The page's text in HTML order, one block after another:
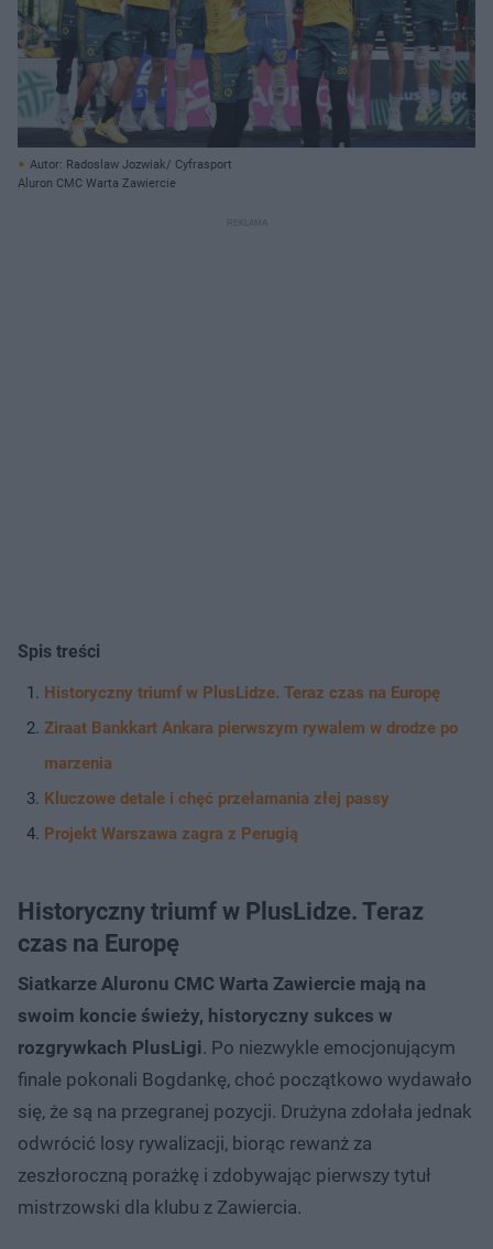
Autor: Radoslaw Jozwiak/ Cyfrasport
Aluron CMC Warta Zawiercie
Spis treści
Historyczny triumf w PlusLidze. Teraz czas na Europę
Ziraat Bankkart Ankara pierwszym rywalem w drodze po
marzenia
Kluczowe detale i chęć przełamania złej passy
Projekt Warszawa zagra z Perugią
Historyczny triumf w PlusLidze. Teraz
czas na Europę
Siatkarze Aluronu CMC Warta Zawiercie mają na
swoim koncie świeży, historyczny sukces w
rozgrywkach PlusLigi. Po niezwykle emocjonującym
finale pokonali Bogdankę, choć początkowo wydawało
się, że są na przegranej pozycji. Drużyna zdołała jednak
odwrócić losy rywalizacji, biorąc rewanż za
zeszłoroczną porażkę i zdobywając pierwszy tytuł
mistrzowski dla klubu z Zawiercia.